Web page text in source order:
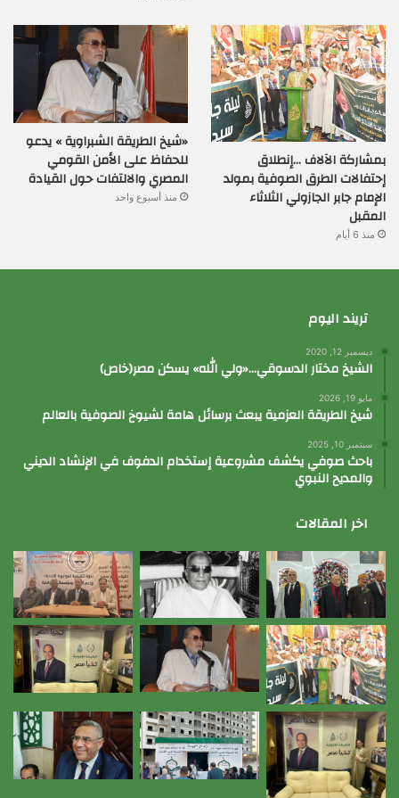
بمشاركة الآلاف …إنطلاق
إحتفالات الطرق الصوفية بمولد
الإمام جابر الجازولي الثلاثاء
المقبل
منذ 6 أيام
«شيخ الطريقة الشبراوية » يدعو
للحفاظ على الأمن القومي
المصري والالتفات حول القيادة
منذ أسبوع واحد
تريند اليوم
ديسمبر 12, 2020
الشيخ مختار الدسوقي…«ولي الله» يسكن مصر(خاص)
مايو 19, 2026
شيخ الطريقة العزمية يبعث برسائل هامة لشيوخ الصوفية بالعالم
سبتمبر 10, 2025
باحث صوفي يكشف مشروعية إستخدام الدفوف في الإنشاد الديني
والمديح النبوي
اخر المقالات